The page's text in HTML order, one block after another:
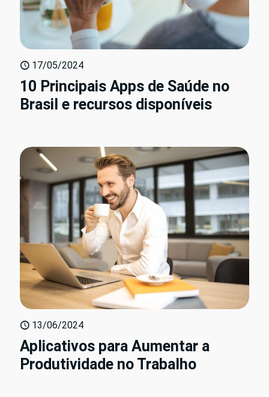
17/05/2024
10 Principais Apps de Saúde no
Brasil e recursos disponíveis
13/06/2024
Aplicativos para Aumentar a
Produtividade no Trabalho